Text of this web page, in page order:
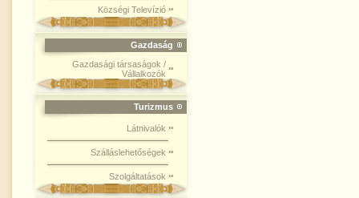
Községi Televízió
Gazdaság
Gazdasági társaságok /
Vállalkozók
Turizmus
Látnivalók
Szálláslehetőségek
Szolgáltatások